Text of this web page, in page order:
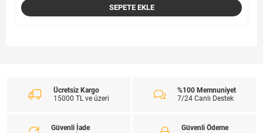
SEPETE EKLE
Ücretsiz Kargo
15000 TL ve üzeri
%100 Memnuniyet
7/24 Canlı Destek
Güvenli İade
Güvenli Ödeme